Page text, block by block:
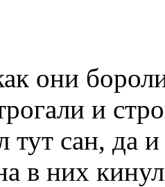
они
и
тут сан, да
в них